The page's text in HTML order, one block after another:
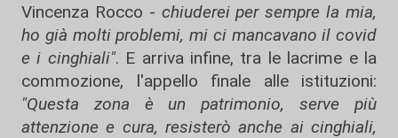
Vincenza Rocco - chiuderei per sempre la mia,
ho già molti problemi, mi ci mancavano il covid
e i cinghiali". E arriva infine, tra le lacrime e la
commozione, l'appello finale alle istituzioni:
"Questa zona è un patrimonio, serve più
attenzione e cura, resisterò anche ai cinghiali,